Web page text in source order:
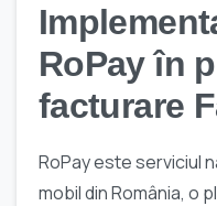
RoPay în
facturare
RoPay este serviciul
mobil din România, o